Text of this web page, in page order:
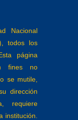
Nacional
todos los
página
fines no
se mutile,
dirección
requiere
institución.